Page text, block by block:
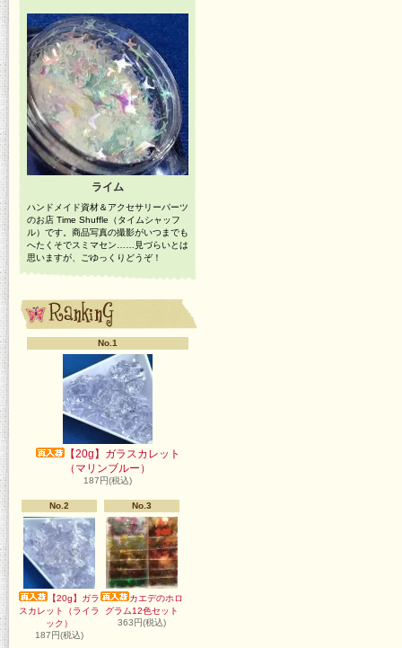
ライム
ハンドメイド資材＆アクセサリーパーツ
のお店 Time Shuffle（タイムシャッフ
ル）です。商品写真の撮影がいつまでも
へたくそでスミマセン……見づらいとは
思いますが、ごゆっくりどうぞ！
No.1
【20g】ガラスカレット
（マリンブルー）
187円(税込)
No.2
【20g】ガラ
スカレット（ライラ
ック）
187円(税込)
No.3
カエデのホロ
グラム12色セット
363円(税込)